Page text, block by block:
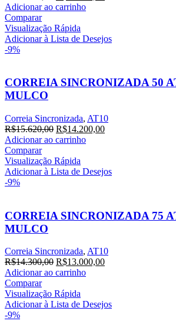
preço
era:
R$22.770,00.R$20.700,00.
Adicionar ao carrinho
Comparar
Visualização Rápida
Adicionar à Lista de Desejos
-9%
CORREIA SINCRONIZADA 50
MULCO
Correia Sincronizada, AT10
R$15.620,00 O
preço
era:
R$15.620,00.
R$14.200,00O
R$14.200,00.
Adicionar ao carrinho
Comparar
Visualização Rápida
Adicionar à Lista de Desejos
-9%
CORREIA SINCRONIZADA 75
MULCO
Correia Sincronizada, AT10
R$14.300,00 O
preço
era:
R$14.300,00.
R$13.000,00O
R$13.000,00.
Adicionar ao carrinho
Comparar
Visualização Rápida
Adicionar à Lista de Desejos
-9%